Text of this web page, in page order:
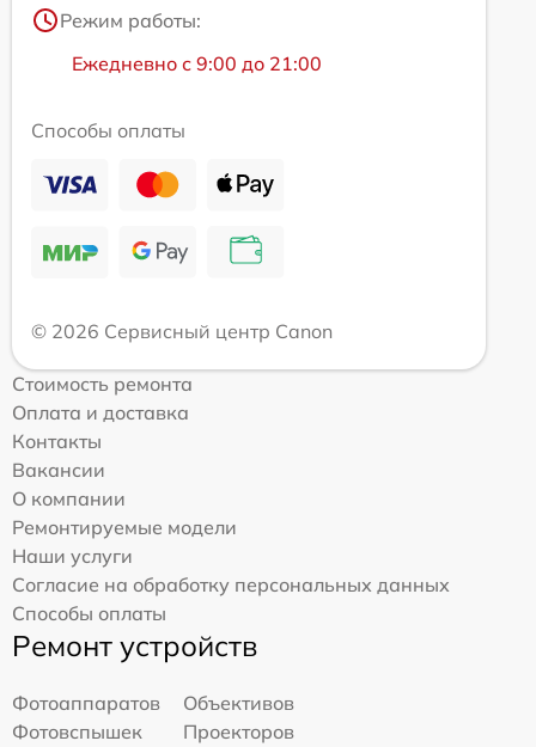
Режим работы:
Ежедневно с 9:00 до 21:00
Способы оплаты
© 2026 Сервисный центр Canon
Стоимость ремонта
Оплата и доставка
Контакты
Вакансии
О компании
Ремонтируемые модели
Наши услуги
Согласие на обработку персональных данных
Способы оплаты
Ремонт устройств
Фотоаппаратов
Объективов
Фотовспышек
Проекторов